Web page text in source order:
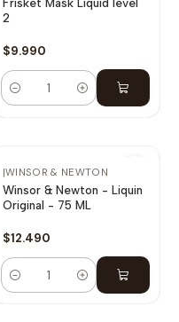
2
$9.990
Cantidad
|WINSOR & NEWTON
Winsor & Newton - Liquin
Original - 75 ML
$12.490
Cantidad